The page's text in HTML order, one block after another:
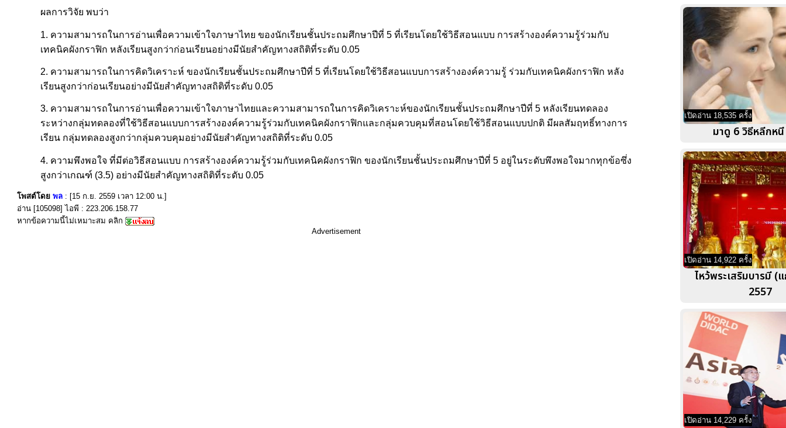
ผลการวิจัย พบว่า
1. ความสามารถในการอ่านเพื่อความเข้าใจภาษาไทย ของนักเรียนชั้นประถมศึกษาปีที่ 5 ที่เรียนโดยใช้วิธีสอนแบบ การสร้างองค์ความรู้ร่วมกับ
เทคนิคผังกราฟิก หลังเรียนสูงกว่าก่อนเรียนอย่างมีนัยสำคัญทางสถิติที่ระดับ 0.05
2. ความสามารถในการคิดวิเคราะห์ ของนักเรียนชั้นประถมศึกษาปีที่ 5 ที่เรียนโดยใช้วิธีสอนแบบการสร้างองค์ความรู้ ร่วมกับเทคนิคผังกราฟิก หลัง
เรียนสูงกว่าก่อนเรียนอย่างมีนัยสำคัญทางสถิติที่ระดับ 0.05
3. ความสามารถในการอ่านเพื่อความเข้าใจภาษาไทยและความสามารถในการคิดวิเคราะห์ของนักเรียนชั้นประถมศึกษาปีที่ 5 หลังเรียนทดลอง
ระหว่างกลุ่มทดลองที่ใช้วิธีสอนแบบการสร้างองค์ความรู้ร่วมกับเทคนิคผังกราฟิกและกลุ่มควบคุมที่สอนโดยใช้วิธีสอนแบบปกติ มีผลสัมฤทธิ์ทางการ
เรียน กลุ่มทดลองสูงกว่ากลุ่มควบคุมอย่างมีนัยสำคัญทางสถิติที่ระดับ 0.05
4. ความพึงพอใจ ที่มีต่อวิธีสอนแบบ การสร้างองค์ความรู้ร่วมกับเทคนิคผังกราฟิก ของนักเรียนชั้นประถมศึกษาปีที่ 5 อยู่ในระดับพึงพอใจมากทุกข้อซึ่ง
สูงกว่าเกณฑ์ (3.5) อย่างมีนัยสำคัญทางสถิติที่ระดับ 0.05
โพสต์โดย พล : [15 ก.ย. 2559 เวลา 12:00 น.]
อ่าน [105098] ไอพี : 223.206.158.77
หากข้อความนี้ไม่เหมาะสม คลิก
Advertisement
เปิดอ่าน 18,535 ครั้ง
มาดู 6 วิธีหลีกห
เปิดอ่าน 14,922 ครั้ง
ไหว้พระเสริมบารมี (
2557
เปิดอ่าน 14,229 ครั้ง